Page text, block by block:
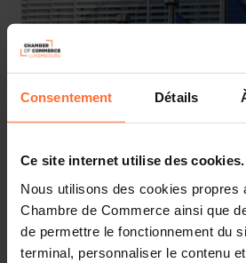
Consentement Détails
Ce site internet utilise des cookies.
Nous utilisons des cookies propres
Chambre de Commerce ainsi que
de permettre le fonctionnement du
terminal, personnaliser le contenu
The European Commission has
for evidence and a public
field of taxation (DAC). The DAC is